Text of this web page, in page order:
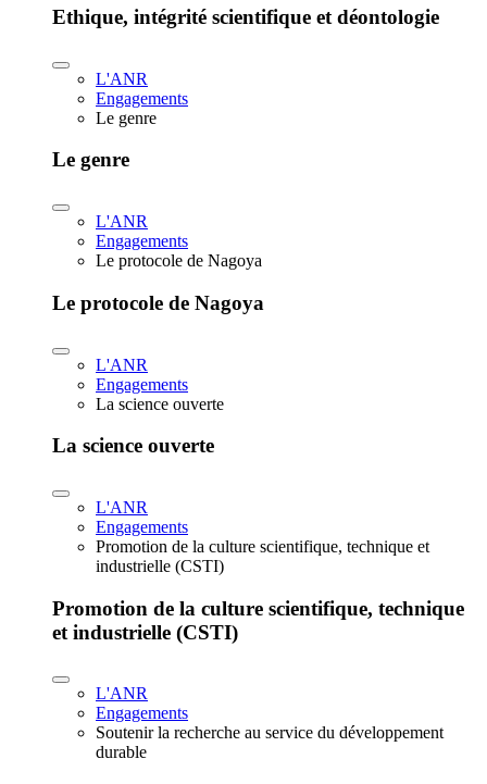
Ethique, intégrité scientifique et déontologie
L'ANR
Engagements
Le genre
Le genre
L'ANR
Engagements
Le protocole de Nagoya
Le protocole de Nagoya
L'ANR
Engagements
La science ouverte
La science ouverte
L'ANR
Engagements
Promotion de la culture scientifique, technique et
industrielle (CSTI)
Promotion de la culture scientifique, technique
et industrielle (CSTI)
L'ANR
Engagements
Soutenir la recherche au service du développement
durable